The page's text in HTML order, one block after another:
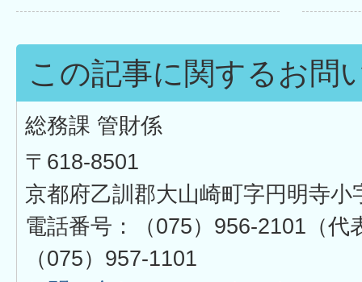
この記事に関するお問
総務課 管財係
〒618-8501
京都府乙訓郡大山崎町字円明寺小
電話番号：（075）956-2101（
（075）957-1101